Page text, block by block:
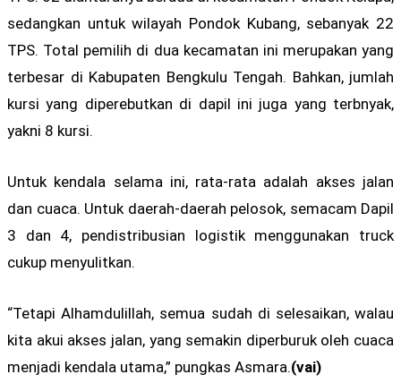
sedangkan untuk wilayah Pondok Kubang, sebanyak 22
TPS. Total pemilih di dua kecamatan ini merupakan yang
terbesar di Kabupaten Bengkulu Tengah. Bahkan, jumlah
kursi yang diperebutkan di dapil ini juga yang terbnyak,
yakni 8 kursi.
Untuk kendala selama ini, rata-rata adalah akses jalan
dan cuaca. Untuk daerah-daerah pelosok, semacam Dapil
3 dan 4, pendistribusian logistik menggunakan truck
cukup menyulitkan.
“Tetapi Alhamdulillah, semua sudah di selesaikan, walau
kita akui akses jalan, yang semakin diperburuk oleh cuaca
menjadi kendala utama,” pungkas Asmara.(vai)